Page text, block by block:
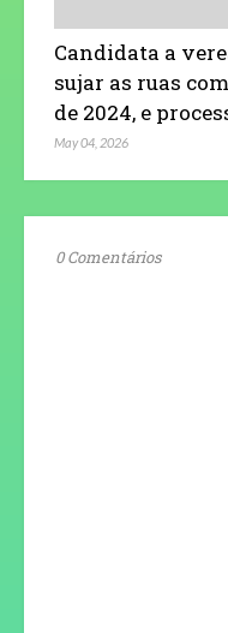
Candidata a
sujar as ruas
de 2024, e
May 04, 2026
0 Comentários